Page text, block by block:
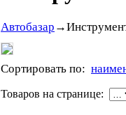
Автобазар →
Сортировать по:
Товаров на странице: